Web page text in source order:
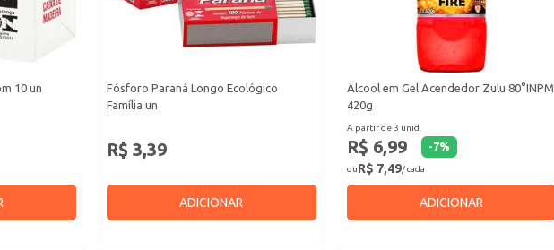
10 un
Fósforo Paraná Longo Ecológico
Família un
R$ 3,39
ADICIONAR
Álcool em Gel Acendedor Zulu 80°INPM
420g
A partir de 3 unid.
R$ 6,99 -7%
ouR$ 7,49/ cada
ADICIONAR